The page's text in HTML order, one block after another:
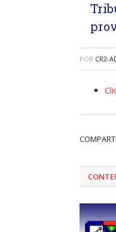
POR CR2-